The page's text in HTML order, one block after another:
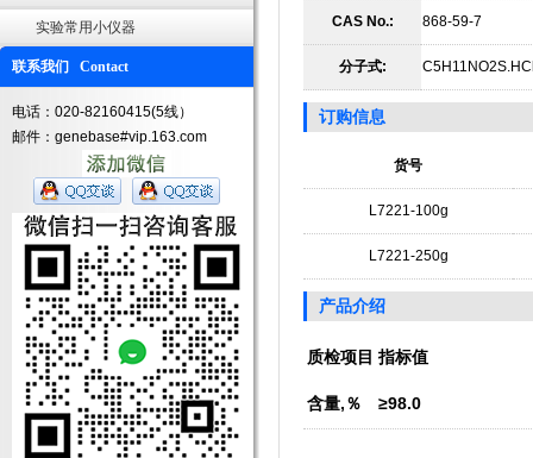
实验常用小仪器
联系我们 Contact
电话：020-82160415(5线）
邮件：genebase#vip.163.com
CAS No.: 868-59-7
分子式:
订购信息
货号
L7221-100g
L7221-250g
产品介绍
质检项目 指标值
含量,％ ≥98.0